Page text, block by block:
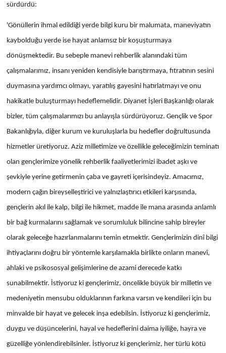
sürdürdü:
'Gönüllerin ihmal edildiği yerde bilgi kuru bir malumata, maneviyatın
kaybolduğu yerde ise hayat anlamsız bir koşuşturmaya
dönüşmektedir. Bu sebeple manevi rehberlik alanındaki tüm
çalışmalarımız, insanı yeniden kendisiyle barıştırmaya, fıtratının sesini
duymasına yardımcı olmayı, yaratılış gayesini hatırlatmayı ve onu
hakikatle buluşturmayı hedeflemelidir. Diyanet İşleri Başkanlığı olarak
bizler, tüm çalışmalarımızı bu anlayışla sürdürüyoruz. Gençlik ve Spor
Bakanlığıyla, diğer kurum ve kuruluşlarla bu hedefler doğrultusunda
hizmetler üretiyoruz. Aziz milletimize ve özellikle geleceğimizin teminatı
olan gençlerimize yönelik rehberlik faaliyetlerimizi ibadet aşkı ve
şevkiyle yerine getirmenin çaba ve gayreti içerisindeyiz. Amacımız,
modern çağın bireyselleştirici ve yalnızlaştırıcı etkileri karşısında,
gençlerin akıl ile kalp, bilgi ile hikmet, madde ile mana arasında anlamlı
bir bağ kurmalarını sağlamak ve sorumluluk bilincine sahip bireyler
olarak geleceğe hazırlanmalarını temin etmektir. Gençlerimizin dinî bilgi
ihtiyaçlarını doğru bir yöntemle karşılamakla birlikte onların manevî,
ahlaki ve psikososyal gelişimlerine de azami derecede katkı
sunabilmektir. İstiyoruz ki gençlerimiz, öncelikle büyük bir milletin ve
medeniyetin mensubu olduklarının farkına varsın ve kendileri için bu
minvalde bir hayat ve gelecek inşa edebilsin. İstiyoruz ki gençlerimiz,
duygu ve düşüncelerini, hayal ve hedeflerini daima iyiliğe, hayra ve
güzelliğe yönlendirebilsinler. İstiyoruz ki gençlerimiz, her türlü kötü